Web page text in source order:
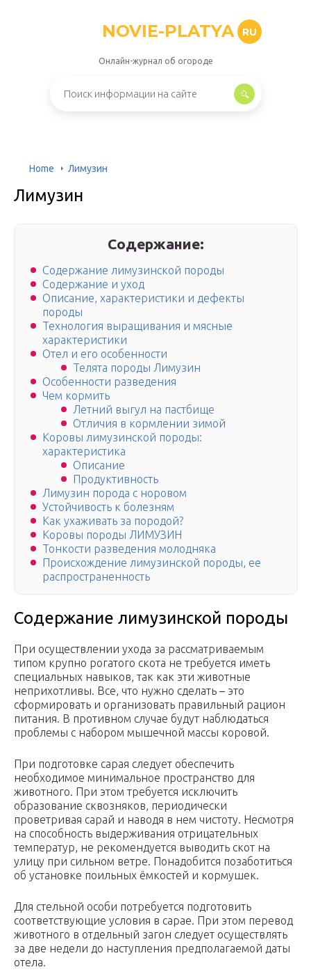
NOVIE-PLATYA RU
Онлайн-журнал об огороде
Home Лимузин
Лимузин
Содержание:
Содержание лимузинской породы
Содержание и уход
Описание, характеристики и дефекты
породы
Технология выращивания и мясные
характеристики
Отел и его особенности
Телята породы Лимузин
Особенности разведения
Чем кормить
Летний выгул на пастбище
Отличия в кормлении зимой
Коровы лимузинской породы:
характеристика
Описание
Продуктивность
Лимузин порода с норовом
Устойчивость к болезням
Как ухаживать за породой?
Коровы породы ЛИМУЗИН
Тонкости разведения молодняка
Происхождение лимузинской породы, ее
распространенность
Содержание лимузинской породы
При осуществлении ухода за рассматриваемым
типом крупно рогатого скота не требуется иметь
специальных навыков, так как эти животные
неприхотливы. Все, что нужно сделать – это
сформировать и организовать правильный рацион
питания. В противном случае будут наблюдаться
проблемы с набором мышечной массы коровой.
При подготовке сарая следует обеспечить
необходимое минимальное пространство для
животного. При этом требуется исключить
образование сквозняков, периодически
проветривая сарай и наводя в нем чистоту. Несмотря
на способность выдерживания отрицательных
температур, не рекомендуется выводить скот на
улицу при сильном ветре. Понадобится позаботиться
об установке поильных ёмкостей и кормушек.
Для стельной особи потребуется подготовить
соответствующие условия в сарае. При этом перевод
животного в отдельный загон следует осуществлять
за две недели до наступления предполагаемой даты
отела.